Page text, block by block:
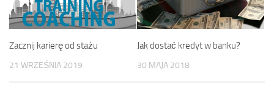
Zacznij karierę od stażu
21 WRZEŚNIA 2019
Jak dostać kredyt w banku?
30 MAJA 2018